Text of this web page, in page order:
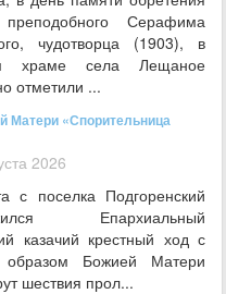
Серафима
чудотворца (1903), в
храме села Лещаное
отметили ...
Матери «Спорительница
2026
с поселка Подгоренский
Епархиальный
казачий крестный ход с
Божией Матери
шествия прол...